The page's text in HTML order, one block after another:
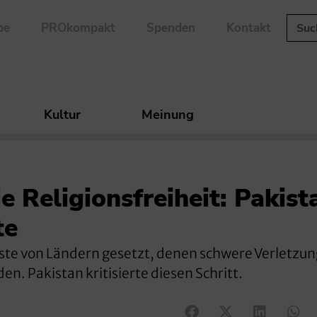
PROkompakt Spenden Kontakt
Kultur Meinung
Religionsfreiheit:
von Ländern gesetzt, denen schwere
Pakistan kritisierte diesen Schritt.